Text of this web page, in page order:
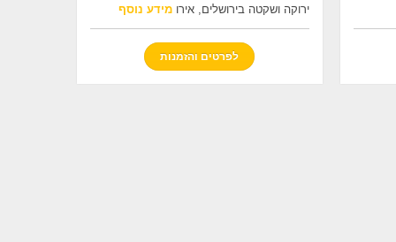
ירוקה ושקטה בירושלים, אירומידע נוסף
לפרטים והזמנות